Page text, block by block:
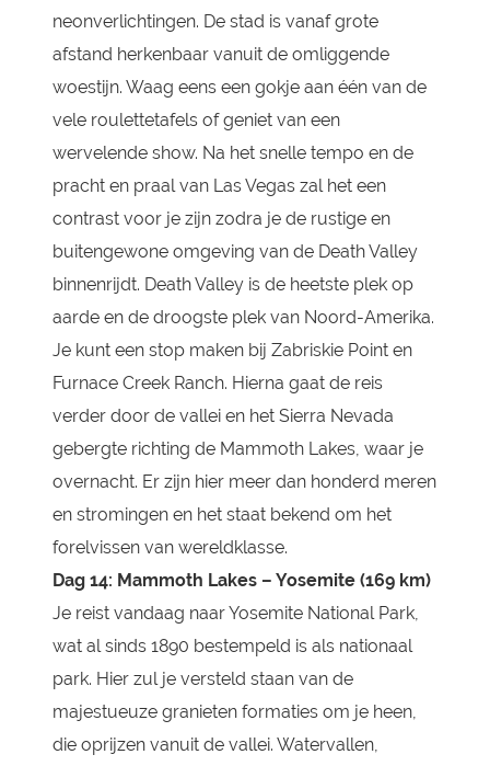
neonverlichtingen. De stad is vanaf grote
afstand herkenbaar vanuit de omliggende
woestijn. Waag eens een gokje aan één van de
vele roulettetafels of geniet van een
wervelende show. Na het snelle tempo en de
pracht en praal van Las Vegas zal het een
contrast voor je zijn zodra je de rustige en
buitengewone omgeving van de Death Valley
binnenrijdt. Death Valley is de heetste plek op
aarde en de droogste plek van Noord-Amerika.
Je kunt een stop maken bij Zabriskie Point en
Furnace Creek Ranch. Hierna gaat de reis
verder door de vallei en het Sierra Nevada
gebergte richting de Mammoth Lakes, waar je
overnacht. Er zijn hier meer dan honderd meren
en stromingen en het staat bekend om het
forelvissen van wereldklasse.
Dag 14: Mammoth Lakes – Yosemite (169 km)
Je reist vandaag naar Yosemite National Park,
wat al sinds 1890 bestempeld is als nationaal
park. Hier zul je versteld staan van de
majestueuze granieten formaties om je heen,
die oprijzen vanuit de vallei. Watervallen,